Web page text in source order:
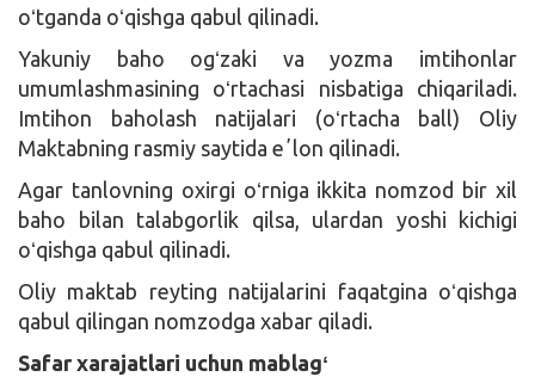
oʻtganda oʻqishga qabul qilinadi.
Yakuniy baho ogʻzaki va yozma imtihonlar
umumlashmasining oʻrtachasi nisbatiga chiqariladi.
Imtihon baholash natijalari (oʻrtacha ball) Oliy
Maktabning rasmiy saytida eʼlon qilinadi.
Agar tanlovning oxirgi oʻrniga ikkita nomzod bir xil
baho bilan talabgorlik qilsa, ulardan yoshi kichigi
oʻqishga qabul qilinadi.
Oliy maktab reyting natijalarini faqatgina oʻqishga
qabul qilingan nomzodga xabar qiladi.
Safar xarajatlari uchun mablagʻ